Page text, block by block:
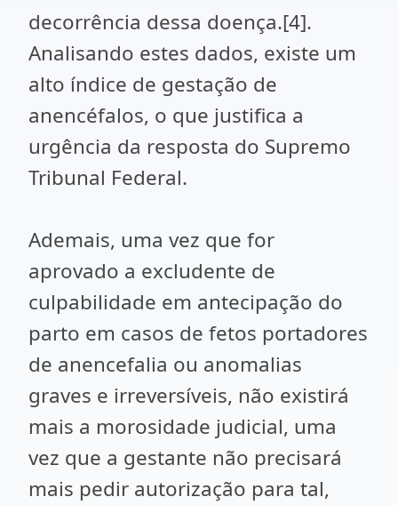
decorrência dessa doença.[4].
Analisando estes dados, existe um
alto índice de gestação de
anencéfalos, o que justifica a
urgência da resposta do Supremo
Tribunal Federal.
Ademais, uma vez que for
aprovado a excludente de
culpabilidade em antecipação do
parto em casos de fetos portadores
de anencefalia ou anomalias
graves e irreversíveis, não existirá
mais a morosidade judicial, uma
vez que a gestante não precisará
mais pedir autorização para tal,